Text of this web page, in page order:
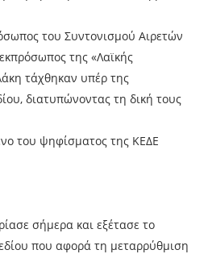
του Συντονισμού Αιρετών
της «Λαϊκής
τάχθηκαν υπέρ της
διατυπώνοντας τη δική τους
του ψηφίσματος της ΚΕΔΕ
σήμερα και εξέτασε το
που αφορά τη μεταρρύθμιση